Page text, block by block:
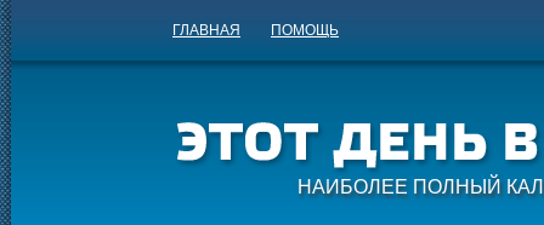
ГЛАВНАЯ ПОМОЩЬ
НАИБОЛЕЕ ПОЛНЫЙ